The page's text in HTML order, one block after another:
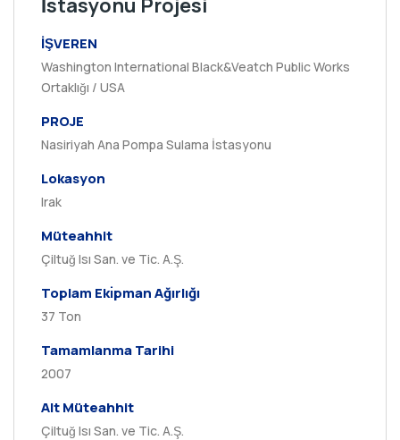
İstasyonu Projesi
İŞVEREN
Washington International Black&Veatch Public Works
Ortaklığı / USA
PROJE
Nasiriyah Ana Pompa Sulama İstasyonu
Lokasyon
Irak
Müteahhit
Çiltuğ Isı San. ve Tic. A.Ş.
Toplam Ekı̇pman Ağırlığı
37 Ton
Tamamlanma Tarihi
2007
Alt Müteahhit
Çiltuğ Isı San. ve Tic. A.Ş.